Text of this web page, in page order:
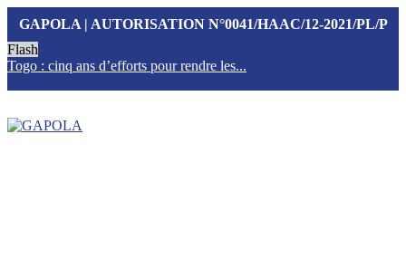
GAPOLA | AUTORISATION N°0041/HAAC/12-2021/PL/P
Flash
Togo : cinq ans d’efforts pour rendre les...